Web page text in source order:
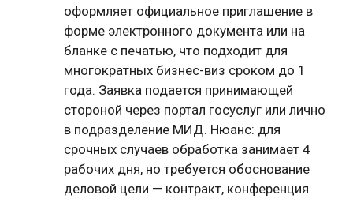
оформляет официальное приглашение в
форме электронного документа или на
бланке с печатью, что подходит для
многократных бизнес-виз сроком до 1
года. Заявка подается принимающей
стороной через портал госуслуг или лично
в подразделение МИД. Нюанс: для
срочных случаев обработка занимает 4
рабочих дня, но требуется обоснование
деловой цели — контракт, конференция